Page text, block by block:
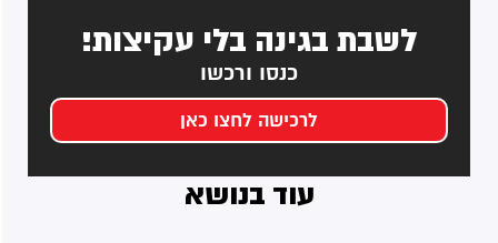
לשבת בגינה בלי עקיצות!
כנסו ורכשו
לרכישה לחצו כאן
עוד בנושא